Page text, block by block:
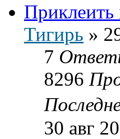
Тигирь »
7
8296
30 авг